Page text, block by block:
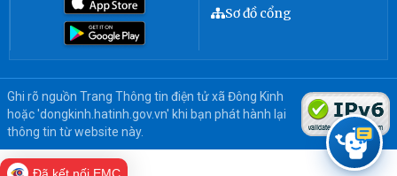
Sơ đồ cổng
Ghi rõ nguồn Trang Thông tin điện tử xã Đông Kinh
hoặc 'dongkinh.hatinh.gov.vn' khi bạn phát hành lại
thông tin từ website này.